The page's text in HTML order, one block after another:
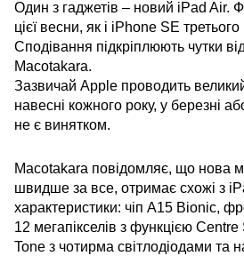
Один з гаджетів – новий iPad Air.
цієї весни, як і iPhone SE
Сподівання підкріплюють чутки
Macotakara.
Зазвичай Apple проводить
навесні кожного року, у березні
не є винятком.
Macotakara повідомляє, що нова
швидше за все, отримає схожі з
характеристики: чіп A15 Bionic,
12 мегапікселів з функцією
Tone з чотирма світлодіодами та